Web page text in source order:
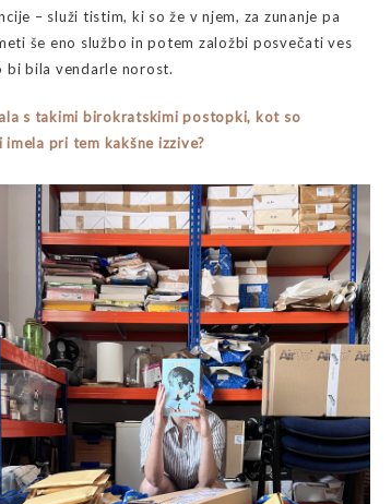
– služi tistim, ki so že v njem, za zunanje pa
še eno službo in potem založbi posvečati ves
bi bila vendarle norost.
s takimi birokratskimi postopki, kot so
pri tem kakšne izzive?